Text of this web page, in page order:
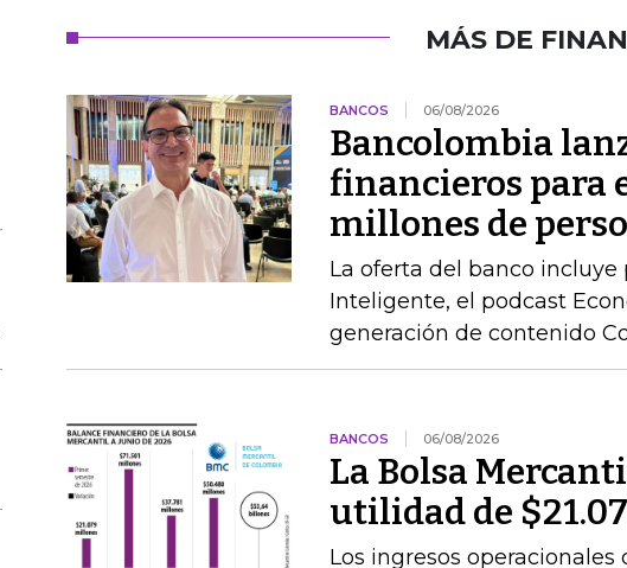
MÁS DE
BANCOS 06/08/2026
Bancolombia
financieros para
millones de
La oferta del banco incluye
Inteligente, el podcast
generación de contenido
BANCOS 06/08/2026
La Bolsa
utilidad de
Los ingresos operacionales